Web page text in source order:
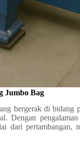
Jumbo Bag
bergerak di bidang
Dengan
dari pertambangan,